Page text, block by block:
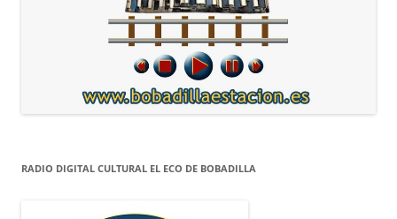
RADIO DIGITAL CULTURAL EL ECO DE BOBADILLA